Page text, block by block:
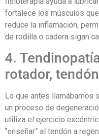
fortalece los músculos
reduce la inflamación,
de rodilla o cadera sigan
4.
rotador,
Lo que antes llamábamos
un proceso de
utiliza el ejercicio
“enseñar” al tendón a